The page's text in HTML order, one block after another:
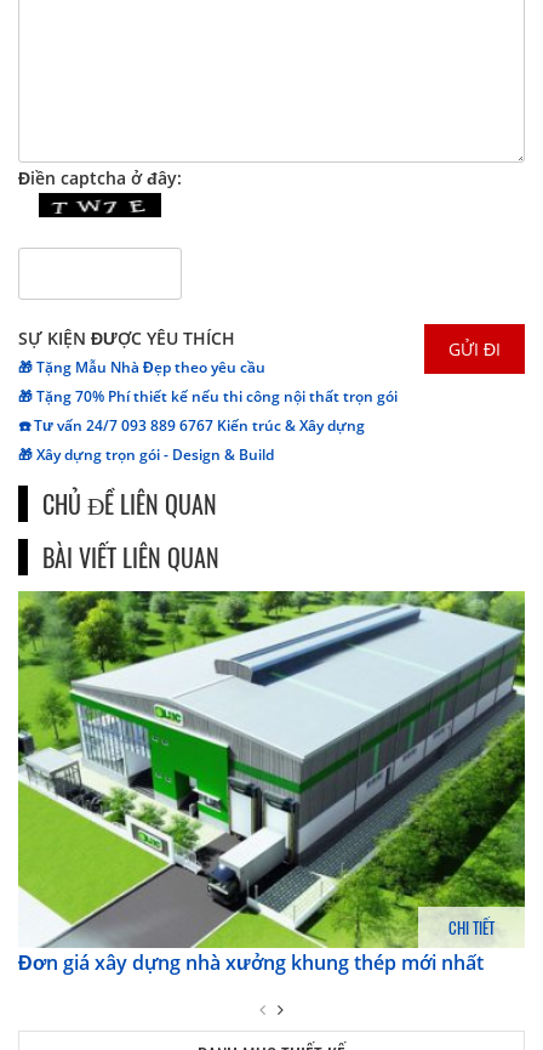
Điền captcha ở đây:
SỰ KIỆN ĐƯỢC YÊU THÍCH
🎁 Tặng Mẫu Nhà Đẹp theo yêu cầu
🎁 Tặng 70% Phí thiết kế nếu thi công nội thất trọn gói
☎️ Tư vấn 24/7 093 889 6767 Kiến trúc & Xây dựng
🎁 Xây dựng trọn gói - Design & Build
CHỦ ĐỀ LIÊN QUAN
BÀI VIẾT LIÊN QUAN
CHI TIẾT
Đơn giá xây dựng nhà xưởng khung thép mới nhất